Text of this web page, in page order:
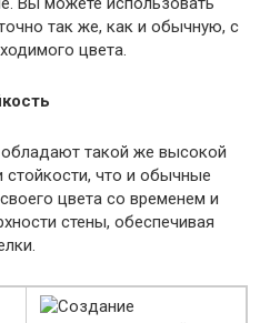
так же, как и обычную, с
цвета.
такой же высокой
стойкости, что и обычные
цвета со временем и
стены, обеспечивая